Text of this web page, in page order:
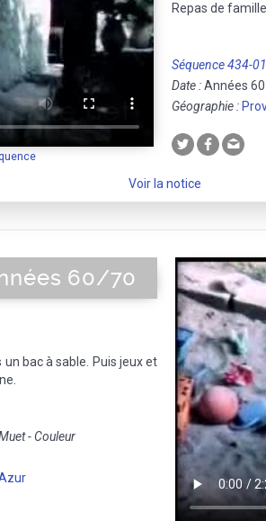
Repas de
Séquence 434-
Date :Années
Géographie :
Voir la notice
60/70
bac à sable. Puis jeux et
- Couleur